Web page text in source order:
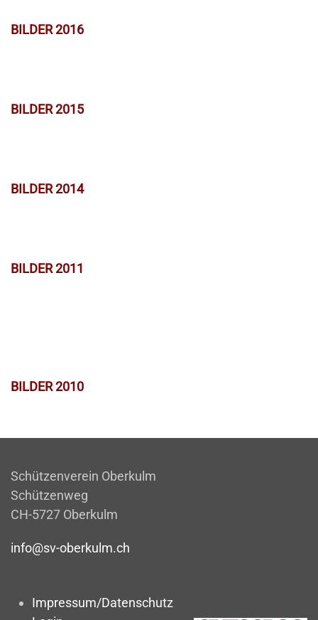
BILDER 2016
BILDER 2015
BILDER 2014
BILDER 2011
BILDER 2010
Schützenverein Oberkulm
Schützenweg
CH-5727 Oberkulm
info@sv-oberkulm.ch
Impressum/Datenschutz